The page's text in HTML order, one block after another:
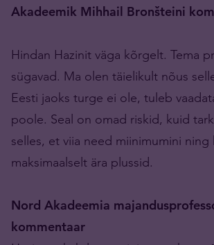
Akadeemik Mihhail Bronšteini
Hindan Hazinit väga kõrgelt. Tema
sügavad. Ma olen täielikult nõus
Eesti jaoks turge ei ole, tuleb
poole. Seal on omad riskid, kuid
selles, et viia need miinimumini ning
maksimaalselt ära plussid.
Nord Akadeemia
kommentaar